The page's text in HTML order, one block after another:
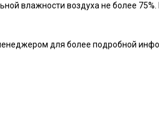
влажности воздуха не более
для более подробной